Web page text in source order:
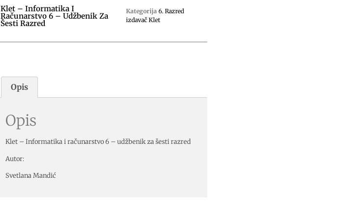
Klet – Informatika I
Računarstvo 6 – Udžbenik Za
Šesti Razred
Kategorija 6. Razred
izdavač Klet
Opis
Opis
Klet – Informatika i računarstvo 6 – udžbenik za šesti razred
Autor:
Svetlana Mandić